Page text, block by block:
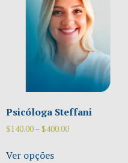
Psicóloga Steffani
$140.00–$400.00
Ver opções